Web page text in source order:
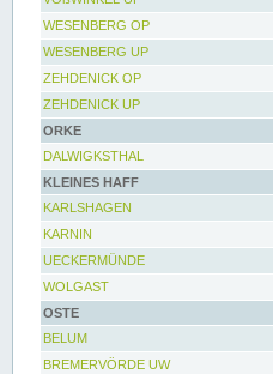
WESENBERG OP
WESENBERG UP
ZEHDENICK OP
ZEHDENICK UP
ORKE
DALWIGKSTHAL
KLEINES HAFF
KARLSHAGEN
KARNIN
UECKERMÜNDE
WOLGAST
OSTE
BELUM
BREMERVÖRDE UW